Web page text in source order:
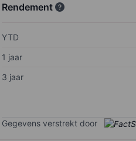
Rendement
YTD
1 jaar
3 jaar
Gegevens verstrekt door